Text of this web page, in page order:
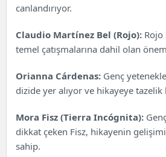
canlandırıyor.
Claudio Martínez Bel (Rojo):
temel çatışmalarına dahil olan
Orianna Cárdenas: Genç
dizide yer alıyor ve hikayeye tazelik
Mora Fisz (Tierra Incógnita):
dikkat çeken Fisz, hikayenin
sahip.